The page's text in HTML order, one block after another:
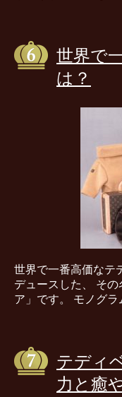
世界で
は？
世界で一番高価なテ
デュースした、 そ
ア」です。 モノグラ
テディ
力と癒